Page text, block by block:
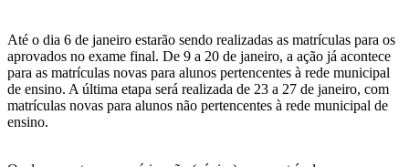
Até o dia 6 de janeiro estarão sendo realizadas as matrículas para os
aprovados no exame final. De 9 a 20 de janeiro, a ação já acontece
para as matrículas novas para alunos pertencentes à rede municipal
de ensino. A última etapa será realizada de 23 a 27 de janeiro, com
matrículas novas para alunos não pertencentes à rede municipal de
ensino.